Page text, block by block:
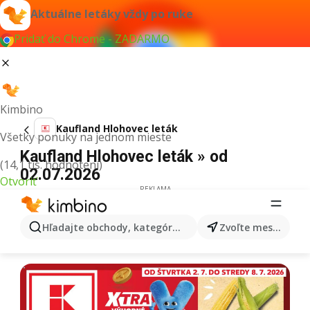
Aktuálne letáky vždy po ruke
Pridať do Chrome - ZADARMO
Kimbino
Všetky ponuky na jednom mieste
(14,1 tis. hodnotení)
Otvoriť
Hľadajte obchody, kategórie, produkty... Zvoľte mesto
Kaufland Hlohovec leták
Kaufland Hlohovec leták » od
02.07.2026
REKLAMA